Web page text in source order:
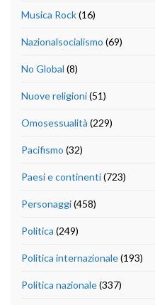
Musica Rock(16)
Nazionalsocialismo (69)
No Global (8)
Nuove religioni(51)
Omosessualità (229)
Pacifismo (32)
Paesi e continenti(723)
Personaggi(458)
Politica (249)
Politica internazionale(193)
Politica nazionale(337)